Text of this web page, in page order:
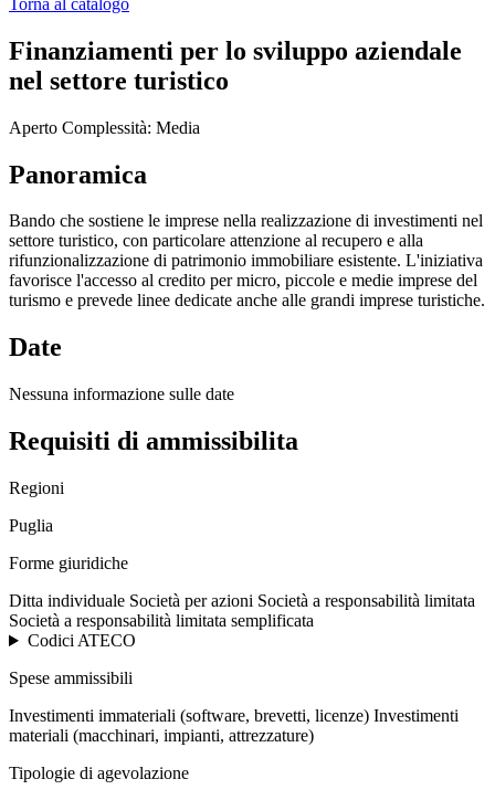
Finanziamenti per lo sviluppo aziendale
nel settore turistico
Aperto Complessità: Media
Panoramica
Bando che sostiene le imprese nella realizzazione di investimenti nel
settore turistico, con particolare attenzione al recupero e alla
rifunzionalizzazione di patrimonio immobiliare esistente. L'iniziativa
favorisce l'accesso al credito per micro, piccole e medie imprese del
turismo e prevede linee dedicate anche alle grandi imprese turistiche.
Date
Nessuna informazione sulle date
Requisiti di ammissibilita
Regioni
Puglia
Forme giuridiche
Ditta individuale Società per azioni Società a responsabilità limitata
Società a responsabilità limitata semplificata
Codici ATECO
Spese ammissibili
Investimenti immateriali (software, brevetti, licenze) Investimenti
materiali (macchinari, impianti, attrezzature)
Tipologie di agevolazione